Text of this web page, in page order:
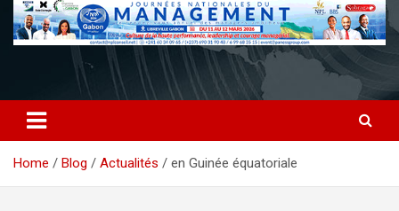
Home Blog Actualités en Guinée équatoriale